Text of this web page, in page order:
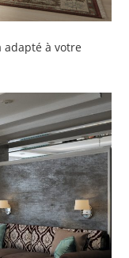
adapté à votre